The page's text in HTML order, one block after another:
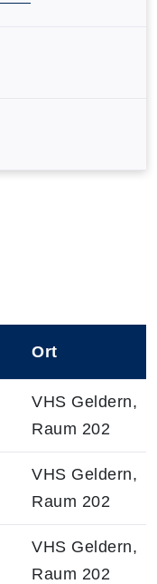
Ort
VHS Geldern,
Raum 202
VHS Geldern,
Raum 202
VHS Geldern,
Raum 202